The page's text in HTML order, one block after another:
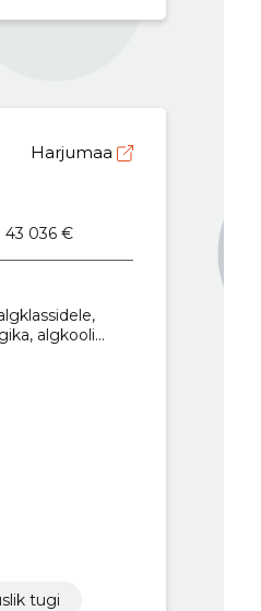
Harjumaa
43 036 €
algkooli
hariduslik
tugi